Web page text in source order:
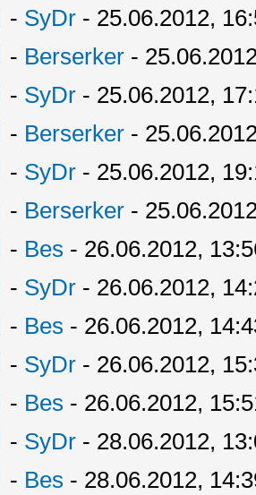
- SyDr - 25.06.2012,
- Berserker -
- SyDr - 25.06.2012,
- Berserker -
- SyDr - 25.06.2012,
- Berserker -
- Bes - 26.06.2012,
- SyDr - 26.06.2012,
- Bes - 26.06.2012,
- SyDr - 26.06.2012,
- Bes - 26.06.2012,
- SyDr - 28.06.2012,
- Bes - 28.06.2012,